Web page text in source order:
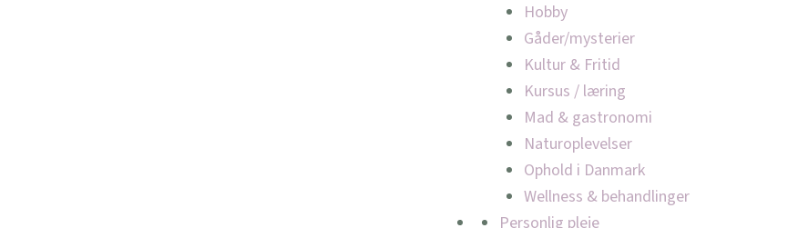
Hobby
Gåder/mysterier
Kultur & Fritid
Kursus / læring
Mad & gastronomi
Naturoplevelser
Ophold i Danmark
Wellness & behandlinger
Personlig pleje